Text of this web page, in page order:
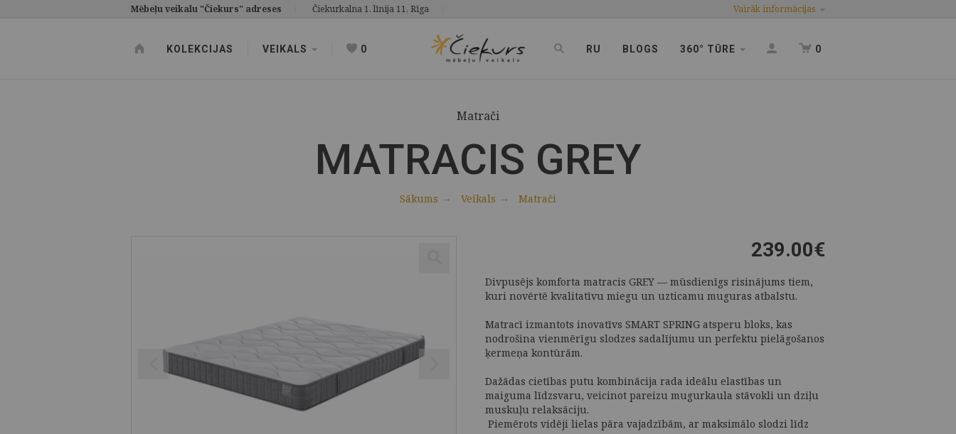
Vairāk informācijas
Mēbeļu veikalu "Čiekurs" adreses Čiekurkalna 1. līnija 11, Rīga
KOLEKCIJAS VEIKALS 0 RU BLOGS 360° TŪRE 0
Matrači
MATRACIS GREY
Sākums Veikals Matrači
239.00€
Divpusējs komforta matracis GREY — mūsdienīgs risinājums tiem,
kuri novērtē kvalitatīvu miegu un uzticamu muguras atbalstu.
Matracī izmantots inovatīvs SMART SPRING atsperu bloks, kas
nodrošina vienmērīgu slodzes sadalījumu un perfektu pielāgošanos
ķermeņa kontūrām.
Dažādas cietības putu kombinācija rada ideālu elastības un
maiguma līdzsvaru, veicinot pareizu mugurkaula stāvokli un dziļu
muskuļu relaksāciju.
Piemērots vidēji lielas pāra vajadzībām, ar maksimālo slodzi līdz